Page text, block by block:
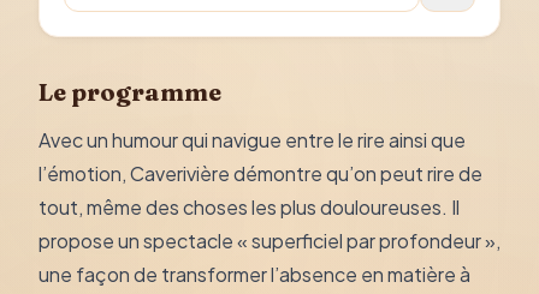
Le programme
Avec un humour qui navigue entre le rire ainsi que
l’émotion, Caverivière démontre qu’on peut rire de
tout, même des choses les plus douloureuses. Il
propose un spectacle « superficiel par profondeur »,
une façon de transformer l’absence en matière à